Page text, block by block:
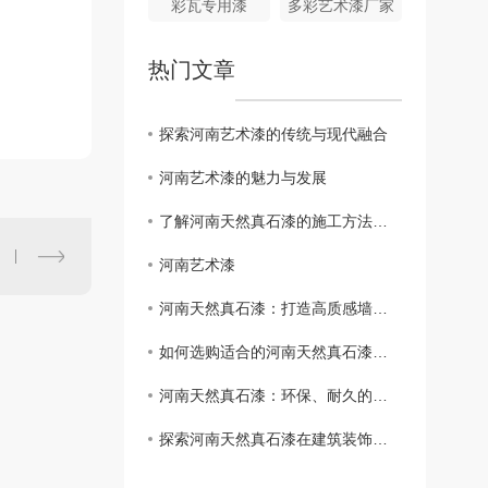
彩瓦专用漆 多彩艺术漆厂家
热门文章
探索河南艺术漆的传统与现代融合
河南艺术漆的魅力与发展
了解河南天然真石漆的施工方法与技巧
河南艺术漆
河南天然真石漆：打造高质感墙面的....
如何选购适合的河南天然真石漆？指南详解
河南天然真石漆：环保、耐久的新选择
探索河南天然真石漆在建筑装饰中的应用